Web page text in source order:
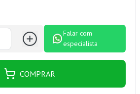
Falar com
especialista
COMPRAR